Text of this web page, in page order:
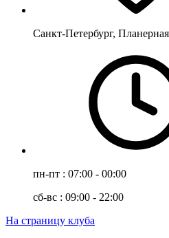
Санкт-Петербург,
пн-пт : 07:00 - 00:00
сб-вс : 09:00 - 22:00
На страницу клуба